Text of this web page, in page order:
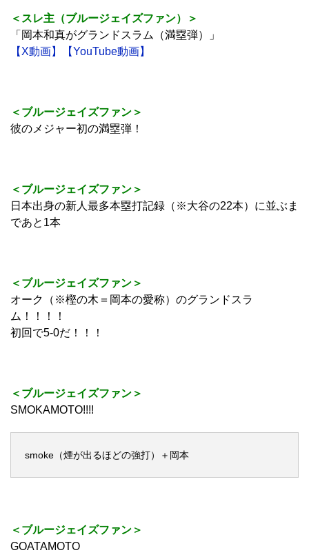
＜スレ主（ブルージェイズファン）＞
「岡本和真がグランドスラム（満塁弾）」
【X動画】
【YouTube動画】
＜ブルージェイズファン＞
彼のメジャー初の満塁弾！
＜ブルージェイズファン＞
日本出身の新人最多本塁打記録（※大谷の22本）に並ぶま
であと1本
＜ブルージェイズファン＞
オーク（※樫の木＝岡本の愛称）のグランドスラ
ム！！！！
初回で5-0だ！！！
＜ブルージェイズファン＞
SMOKAMOTO!!!!
smoke（煙が出るほどの強打）＋岡本
＜ブルージェイズファン＞
GOATAMOTO